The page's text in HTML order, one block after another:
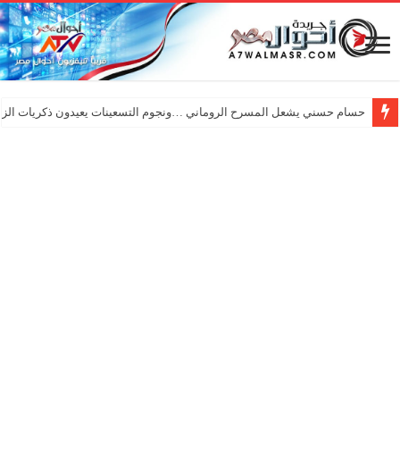
حسام حسني يشعل المسرح الروماني …ونجوم التسعينات يعيدون ذكريات